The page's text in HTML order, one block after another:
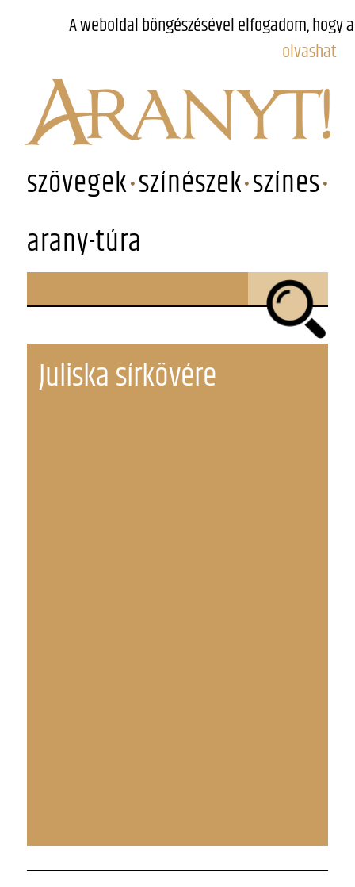
szövegek színészek színes
arany-túra
Juliska sírkövére
A weboldal böngészésével elfogadom, hogy
olvashat